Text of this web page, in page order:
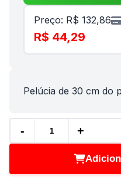
Preço: R$ 132,86
R$ 44,29
Pelúcia de 30 cm do
- +